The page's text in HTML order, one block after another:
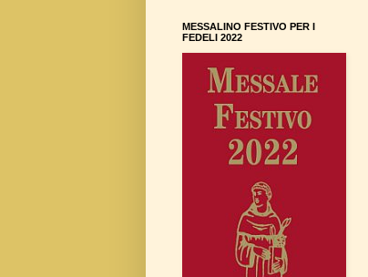
MESSALINO FESTIVO PER I
FEDELI 2022